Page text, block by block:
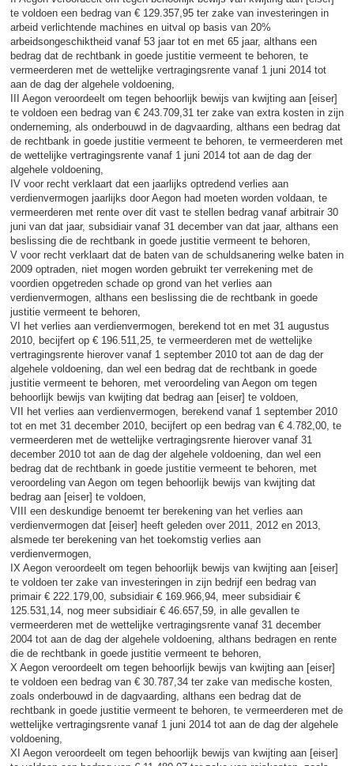
te voldoen een bedrag van € 129.357,95 ter zake van investeringen in
arbeid verlichtende machines en uitval op basis van 20%
arbeidsongeschiktheid vanaf 53 jaar tot en met 65 jaar, althans een
bedrag dat de rechtbank in goede justitie vermeent te behoren, te
vermeerderen met de wettelijke vertragingsrente vanaf 1 juni 2014 tot
aan de dag der algehele voldoening,
III Aegon veroordeelt om tegen behoorlijk bewijs van kwijting aan [eiser]
te voldoen een bedrag van € 243.709,31 ter zake van extra kosten in zijn
onderneming, als onderbouwd in de dagvaarding, althans een bedrag dat
de rechtbank in goede justitie vermeent te behoren, te vermeerderen met
de wettelijke vertragingsrente vanaf 1 juni 2014 tot aan de dag der
algehele voldoening,
IV voor recht verklaart dat een jaarlijks optredend verlies aan
verdienvermogen jaarlijks door Aegon had moeten worden voldaan, te
vermeerderen met rente over dit vast te stellen bedrag vanaf arbitrair 30
juni van dat jaar, subsidiair vanaf 31 december van dat jaar, althans een
beslissing die de rechtbank in goede justitie vermeent te behoren,
V voor recht verklaart dat de baten van de schuldsanering welke baten in
2009 optraden, niet mogen worden gebruikt ter verrekening met de
voordien opgetreden schade op grond van het verlies aan
verdienvermogen, althans een beslissing die de rechtbank in goede
justitie vermeent te behoren,
VI het verlies aan verdienvermogen, berekend tot en met 31 augustus
2010, becijfert op € 196.511,25, te vermeerderen met de wettelijke
vertragingsrente hierover vanaf 1 september 2010 tot aan de dag der
algehele voldoening, dan wel een bedrag dat de rechtbank in goede
justitie vermeent te behoren, met veroordeling van Aegon om tegen
behoorlijk bewijs van kwijting dat bedrag aan [eiser] te voldoen,
VII het verlies aan verdienvermogen, berekend vanaf 1 september 2010
tot en met 31 december 2010, becijfert op een bedrag van € 4.782,00, te
vermeerderen met de wettelijke vertragingsrente hierover vanaf 31
december 2010 tot aan de dag der algehele voldoening, dan wel een
bedrag dat de rechtbank in goede justitie vermeent te behoren, met
veroordeling van Aegon om tegen behoorlijk bewijs van kwijting dat
bedrag aan [eiser] te voldoen,
VIII een deskundige benoemt ter berekening van het verlies aan
verdienvermogen dat [eiser] heeft geleden over 2011, 2012 en 2013,
alsmede ter berekening van het toekomstig verlies aan
verdienvermogen,
IX Aegon veroordeelt om tegen behoorlijk bewijs van kwijting aan [eiser]
te voldoen ter zake van investeringen in zijn bedrijf een bedrag van
primair € 222.179,00, subsidiair € 169.966,94, meer subsidiair €
125.531,14, nog meer subsidiair € 46.657,59, in alle gevallen te
vermeerderen met de wettelijke vertragingsrente vanaf 31 december
2004 tot aan de dag der algehele voldoening, althans bedragen en rente
die de rechtbank in goede justitie vermeent te behoren,
X Aegon veroordeelt om tegen behoorlijk bewijs van kwijting aan [eiser]
te voldoen een bedrag van € 30.787,34 ter zake van medische kosten,
zoals onderbouwd in de dagvaarding, althans een bedrag dat de
rechtbank in goede justitie vermeent te behoren, te vermeerderen met de
wettelijke vertragingsrente vanaf 1 juni 2014 tot aan de dag der algehele
voldoening,
XI Aegon veroordeelt om tegen behoorlijk bewijs van kwijting aan [eiser]